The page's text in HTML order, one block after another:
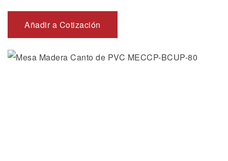
Añadir a Cotización